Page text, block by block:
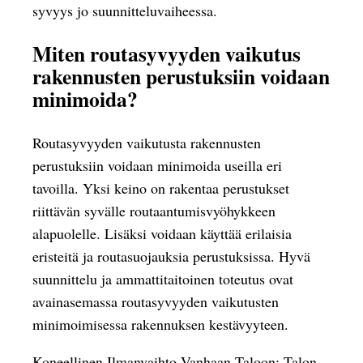
syvyys jo suunnitteluvaiheessa.
Miten routasyvyyden vaikutus
rakennusten perustuksiin voidaan
minimoida?
Routasyvyyden vaikutusta rakennusten
perustuksiin voidaan minimoida useilla eri
tavoilla. Yksi keino on rakentaa perustukset
riittävän syvälle routaantumisvyöhykkeen
alapuolelle. Lisäksi voidaan käyttää erilaisia
eristeitä ja routasuojauksia perustuksissa. Hyvä
suunnittelu ja ammattitaitoinen toteutus ovat
avainasemassa routasyvyyden vaikutusten
minimoimisessa rakennuksen kestävyyteen.